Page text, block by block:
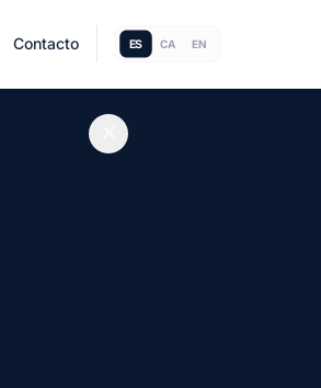
Contacto ES CA EN